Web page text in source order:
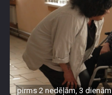
pirms 2 nedēļām, 3 dienām